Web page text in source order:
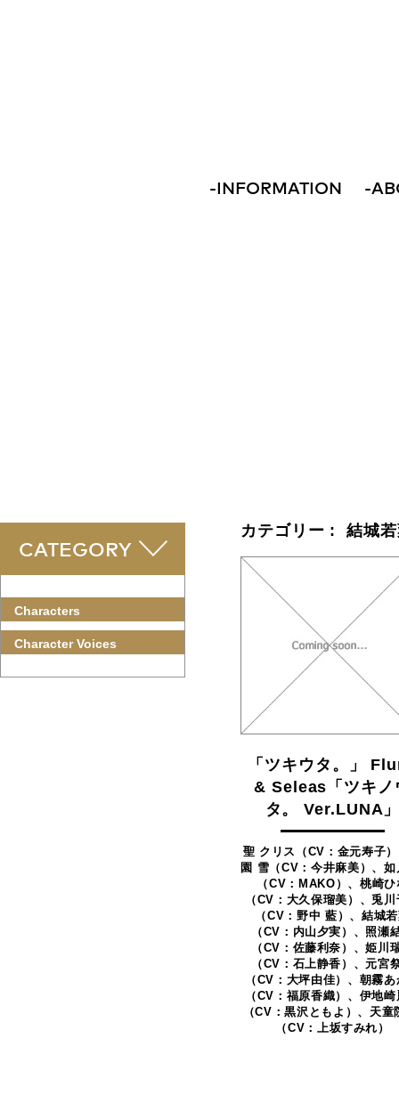
- INFORMATION -
カテゴリー : 結城
「ツキウタ。」
& Seleas「ツキノ
タ。 Ver.LUNA
聖 クリス（CV：金元寿子
園 雪（CV：今井麻美）、
（CV：MAKO）、桃崎ひ
（CV：大久保瑠美）、兎
（CV：野中 藍）、結城
（CV：内山夕実）、照瀬
（CV：佐藤利奈）、姫川
（CV：石上静香）、元宮
（CV：大坪由佳）、朝霧
（CV：福原香織）、伊地
（CV：黒沢ともよ）、天童
（CV：上坂すみれ）
CATEGORY
Characters
Character Voices